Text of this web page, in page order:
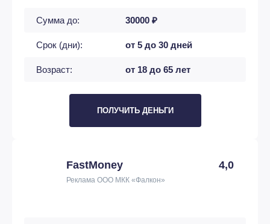
Сумма до: 30000 ₽
Срок (дни): от 5 до 30 дней
Возраст: от 18 до 65 лет
ПОЛУЧИТЬ ДЕНЬГИ
FastMoney 4,0
Реклама ООО МКК «Фалкон»